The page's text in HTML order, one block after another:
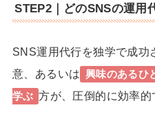
STEP2｜どのSNSの運用
SNS運用代行を独学で成功
意、あるいは 興味のあるひ
学ぶ 方が、圧倒的に効率的